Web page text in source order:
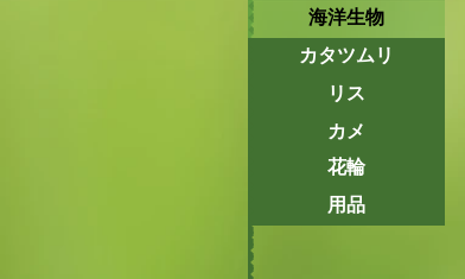
海洋生物
カタツムリ
リス
カメ
花輪
用品